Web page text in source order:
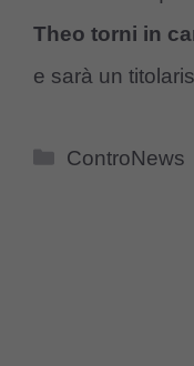
Theo torni in
e sarà un
Categorie
ControNews